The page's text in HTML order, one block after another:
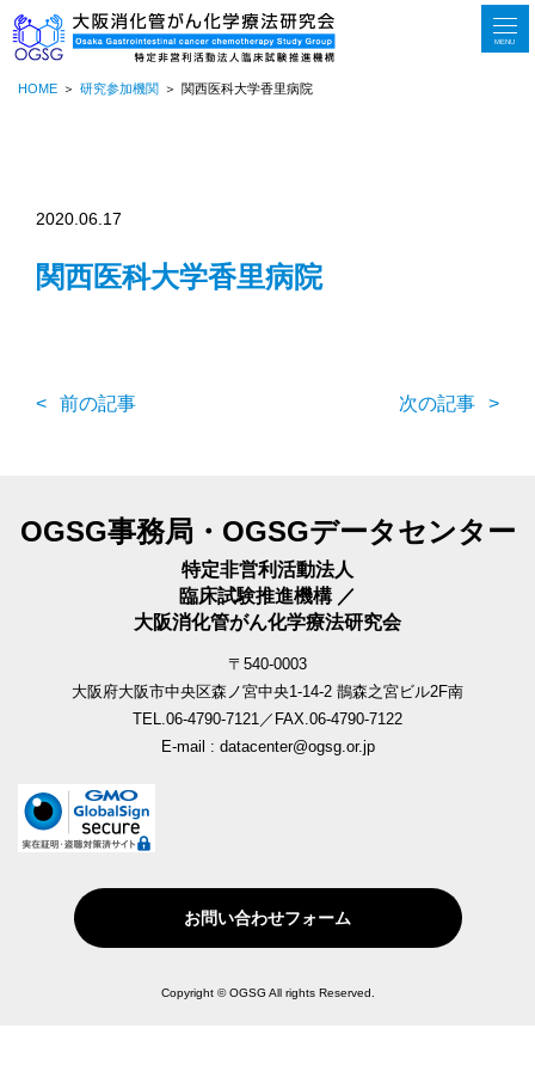
MENU
HOME 研究参加機関 関西医科大学香里病院
2020.06.17
関西医科大学香里病院
前の記事 次の記事
OGSG事務局・OGSGデータセンター
特定非営利活動法人
臨床試験推進機構 ／
大阪消化管がん化学療法研究会
〒540-0003
大阪府大阪市中央区森ノ宮中央1-14-2 鵲森之宮ビル2F南
TEL.06-4790-7121／FAX.06-4790-7122
E-mail : datacenter@ogsg.or.jp
お問い合わせフォーム
Copyright © OGSG All rights Reserved.